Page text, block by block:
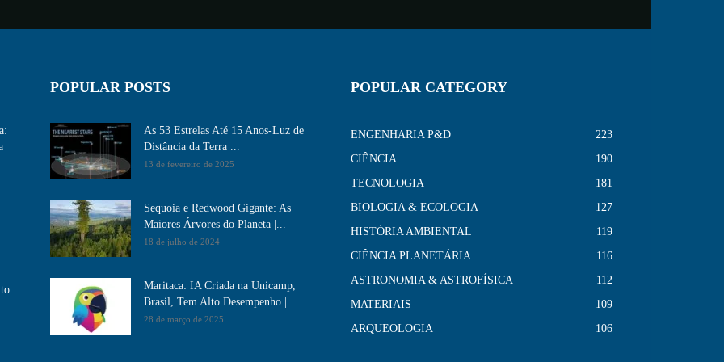
POPULAR POSTS
As 53 Estrelas Até 15 Anos-Luz de
Distância da Terra ...
13 de fevereiro de 2025
Sequoia e Redwood Gigante: As
Maiores Árvores do Planeta |...
18 de julho de 2024
Maritaca: IA Criada na Unicamp,
Brasil, Tem Alto Desempenho​ |...
28 de março de 2025
POPULAR CATEGORY
ENGENHARIA P&D
223
CIÊNCIA
190
TECNOLOGIA
181
BIOLOGIA & ECOLOGIA
127
HISTÓRIA AMBIENTAL
119
CIÊNCIA PLANETÁRIA
116
ASTRONOMIA & ASTROFÍSICA
112
MATERIAIS
109
ARQUEOLOGIA
106